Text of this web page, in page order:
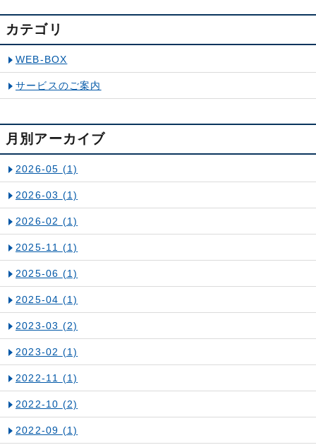
カテゴリ
WEB-BOX
サービスのご案内
月別アーカイブ
2026-05 (1)
2026-03 (1)
2026-02 (1)
2025-11 (1)
2025-06 (1)
2025-04 (1)
2023-03 (2)
2023-02 (1)
2022-11 (1)
2022-10 (2)
2022-09 (1)